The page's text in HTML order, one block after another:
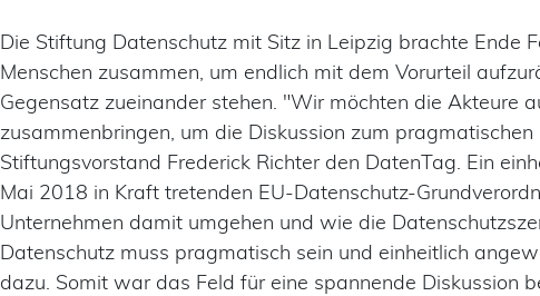
Die Stiftung Datenschutz mit Sitz in Leipzig brachte
Menschen zusammen, um endlich mit dem Vorurteil
Gegensatz zueinander stehen. "Wir möchten die
zusammenbringen, um die Diskussion zum
Stiftungsvorstand Frederick Richter den DatenTag. Ein
Mai 2018 in Kraft tretenden EU-Datenschutz-
Unternehmen damit umgehen und wie die
Datenschutz muss pragmatisch sein und einheitlich
dazu. Somit war das Feld für eine spannende Diskussion